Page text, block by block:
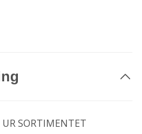
SORTIMENTET